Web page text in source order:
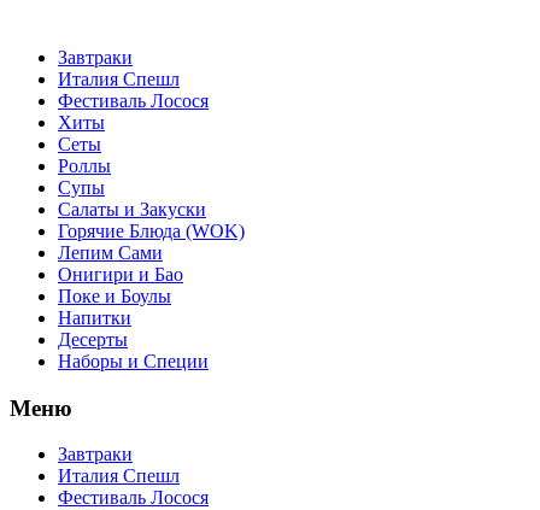
Завтраки
Италия Спешл
Фестиваль Лосося
Хиты
Сеты
Роллы
Супы
Салаты и Закуски
Горячие Блюда (WOK)
Лепим Сами
Онигири и Бао
Поке и Боулы
Напитки
Десерты
Наборы и Специи
Меню
Завтраки
Италия Спешл
Фестиваль Лосося